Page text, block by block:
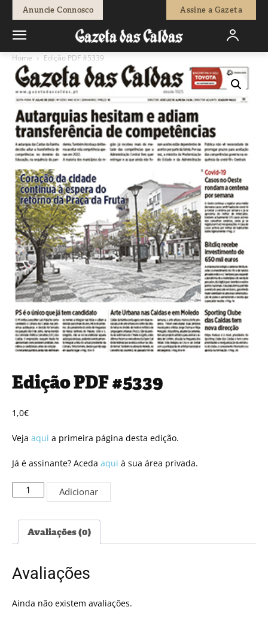
Anuncie Connosco Assine a Gazeta
Home Edição PDF #5339
Edição PDF #5339
1,0€
Veja aqui a primeira página desta edição.
Já é assinante? Aceda aqui à sua área privada.
Quantidade
de
#5339
Adicionar
Avaliações (0)
Avaliações
Ainda não existem avaliações.